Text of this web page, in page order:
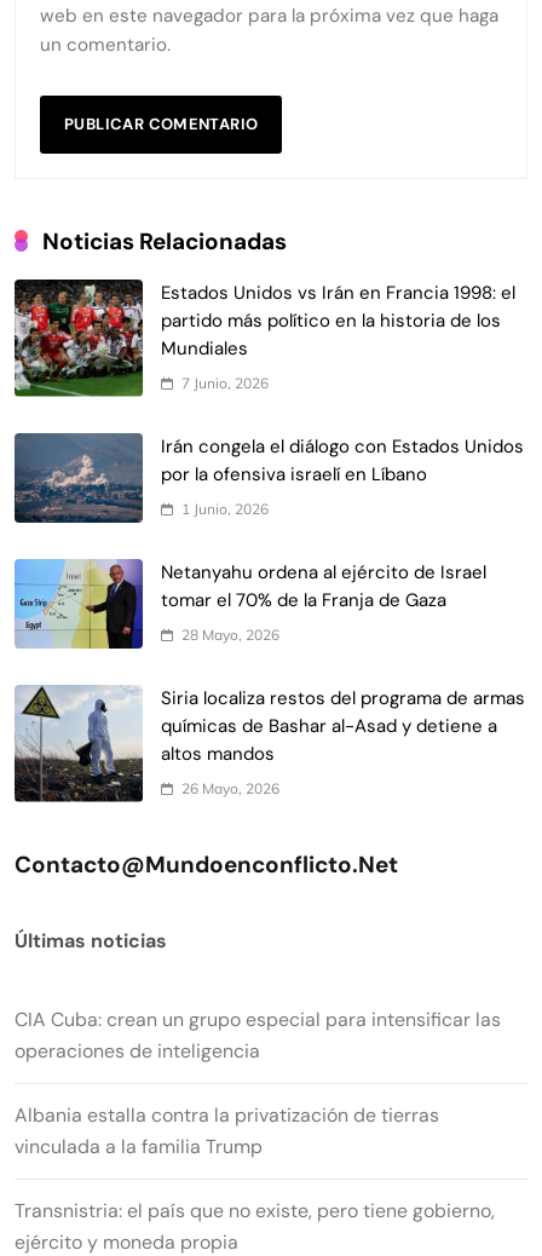
web en este navegador para la próxima vez que haga
un comentario.
Noticias Relacionadas
Estados Unidos vs Irán en Francia 1998: el
partido más político en la historia de los
Mundiales
7 Junio, 2026
Irán congela el diálogo con Estados Unidos
por la ofensiva israelí en Líbano
1 Junio, 2026
Netanyahu ordena al ejército de Israel
tomar el 70% de la Franja de Gaza
28 Mayo, 2026
Siria localiza restos del programa de armas
químicas de Bashar al-Asad y detiene a
altos mandos
26 Mayo, 2026
Contacto@mundoenconflicto.net
Últimas noticias
CIA Cuba: crean un grupo especial para intensificar las
operaciones de inteligencia
Albania estalla contra la privatización de tierras
vinculada a la familia Trump
Transnistria: el país que no existe, pero tiene gobierno,
ejército y moneda propia